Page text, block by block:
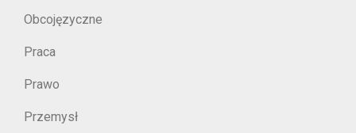
Obcojęzyczne
Praca
Prawo
Przemysł